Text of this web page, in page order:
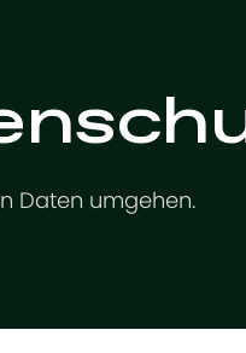
Daten umgehen.